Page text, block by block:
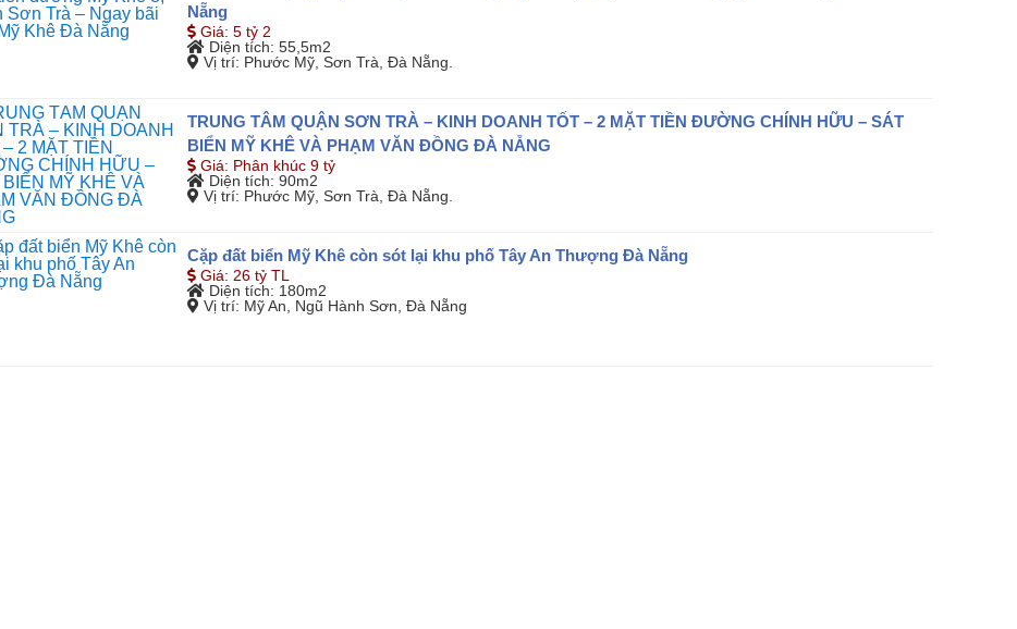
Nẵng
Giá: 5 tỷ 2
Diện tích: 55,5m2
Vị trí: Phước Mỹ, Sơn Trà, Đà Nẵng.
TRUNG TÂM QUẬN SƠN TRÀ – KINH DOANH TỐT – 2 MẶT TIỀN ĐƯỜNG CHÍNH HỮU – SÁT
BIỂN MỸ KHÊ VÀ PHẠM VĂN ĐỒNG ĐÀ NẴNG
Giá: Phân khúc 9 tỷ
Diện tích: 90m2
Vị trí: Phước Mỹ, Sơn Trà, Đà Nẵng.
Cặp đất biển Mỹ Khê còn sót lại khu phố Tây An Thượng Đà Nẵng
Giá: 26 tỷ TL
Diện tích: 180m2
Vị trí: Mỹ An, Ngũ Hành Sơn, Đà Nẵng